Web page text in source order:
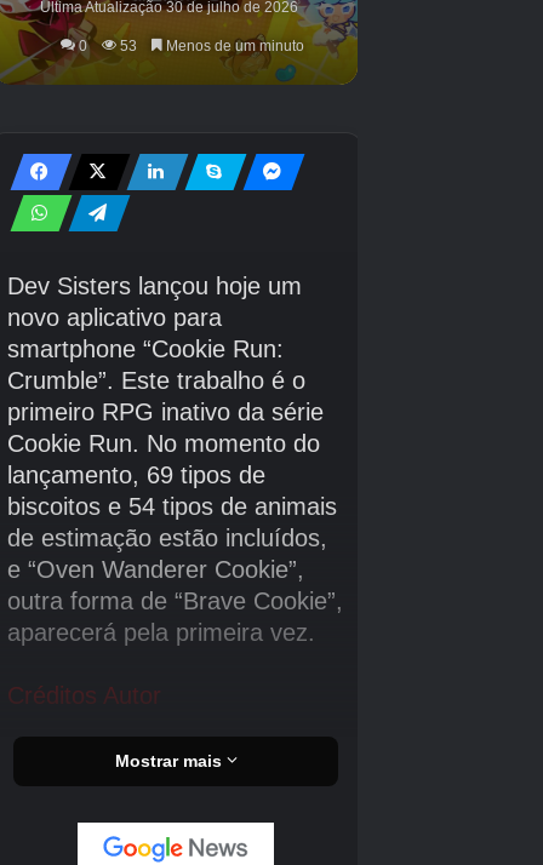
Há quem argumente que os pilotos de cima
para baixo são, em geral, mais adequados para
apresenta um caso convincente.
Este lindo e frenético jogo de corrida da
Pixelbite mostra você dirigindo uma variedade
de veículos em 36 rotas diferentes e seis
ambientes diferentes. Existem 28 veículos para
escolher, vários modos e eventos e todos os
deslizamentos de poder que você puder comer.
Passeio de Mario Kart